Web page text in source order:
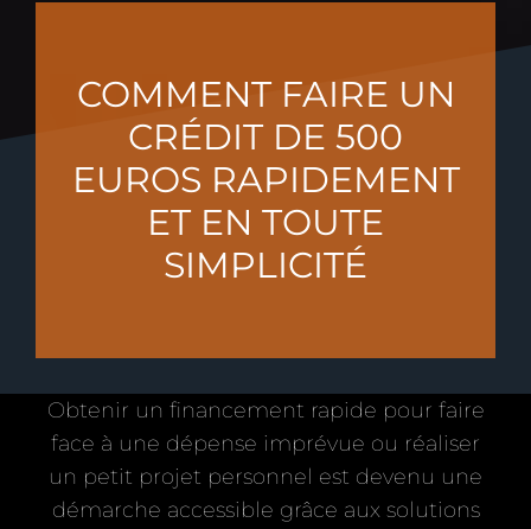
COMMENT FAIRE UN
CRÉDIT DE 500
EUROS RAPIDEMENT
ET EN TOUTE
SIMPLICITÉ
Obtenir un financement rapide pour faire
face à une dépense imprévue ou réaliser
un petit projet personnel est devenu une
démarche accessible grâce aux solutions